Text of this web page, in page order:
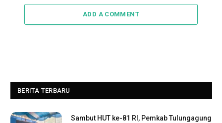
ADD A COMMENT
BERITA TERBARU
Sambut HUT ke-81 RI, Pemkab Tulungagung